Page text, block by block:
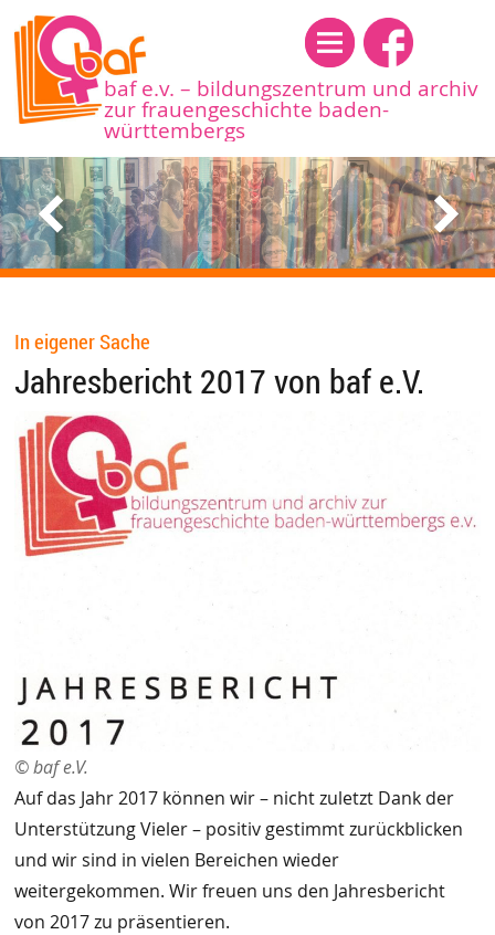
baf e.v. – bildungszentrum und archiv
zur frauengeschichte baden-
württembergs
Menü
In eigener Sache
Jahresbericht 2017 von baf e.V.
© baf e.V.
Auf das Jahr 2017 können wir – nicht zuletzt Dank der
Unterstützung Vieler – positiv gestimmt zurückblicken
und wir sind in vielen Bereichen wieder
weitergekommen. Wir freuen uns den Jahresbericht
von 2017 zu präsentieren.